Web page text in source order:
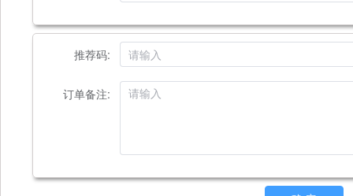
推荐码:
订单备注: